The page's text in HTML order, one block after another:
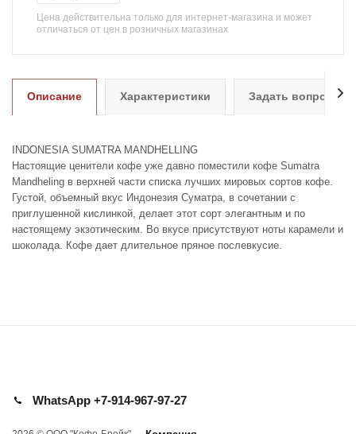
Цена действительна только для интернет-магазина и может
отличаться от цен в розничных магазинах
Описание Характеристики Задать вопрос
INDONESIA SUMATRA MANDHELLING
Настоящие ценители кофе уже давно поместили кофе Sumatra
Mandheling в верхней части списка лучших мировых сортов кофе.
Густой, объемный вкус Индонезия Суматра, в сочетании с
приглушенной кислинкой, делает этот сорт элегантным и по
настоящему экзотическим. Во вкусе присутствуют ноты карамели и
шоколада. Кофе дает длительное пряное послевкусие.
WhatsApp +7-914-967-97-27